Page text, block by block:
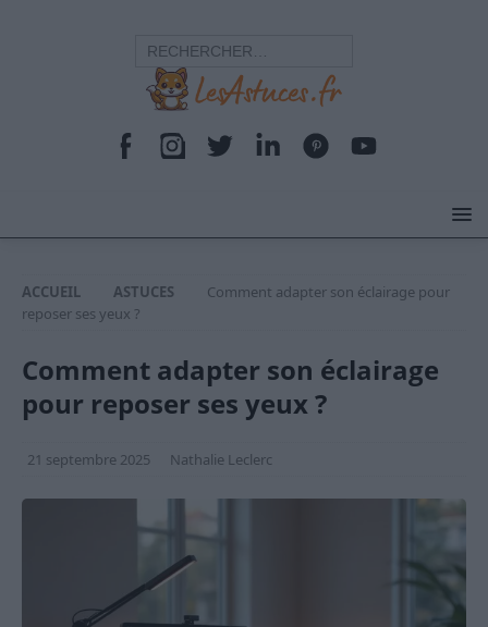
ACCUEIL ASTUCES
Comment adapter son éclairage pour
reposer ses yeux ?
Comment adapter son éclairage
pour reposer ses yeux ?
21 septembre 2025 Nathalie Leclerc